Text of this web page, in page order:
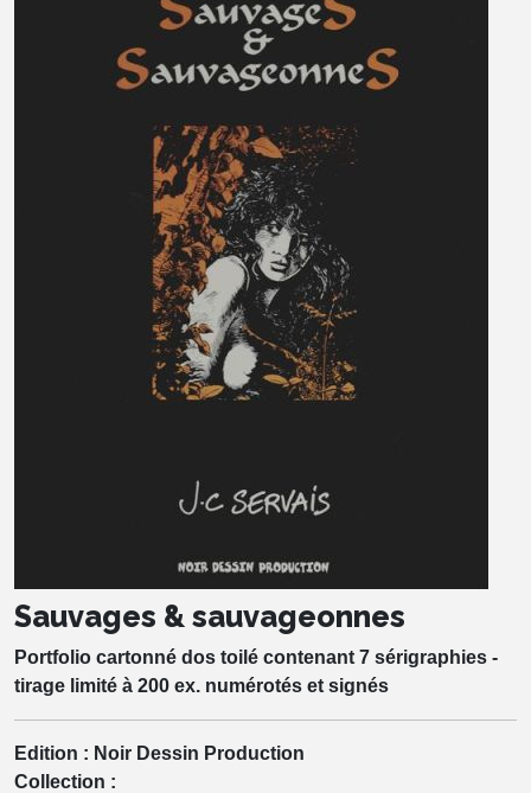
Sauvages & sauvageonnes
Portfolio cartonné dos toilé contenant 7 sérigraphies -
tirage limité à 200 ex. numérotés et signés
Edition : Noir Dessin Production
Collection :